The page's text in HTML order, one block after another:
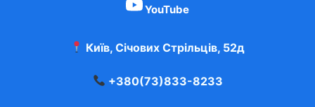
YouTube
Київ, Січових Стрільців, 52д
+380(73)833-8233